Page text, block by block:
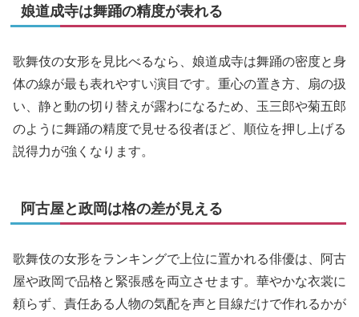
娘道成寺は舞踊の精度が表れる
歌舞伎の女形を見比べるなら、娘道成寺は舞踊の密度と身
体の線が最も表れやすい演目です。重心の置き方、扇の扱
い、静と動の切り替えが露わになるため、玉三郎や菊五郎
のように舞踊の精度で見せる役者ほど、順位を押し上げる
説得力が強くなります。
阿古屋と政岡は格の差が見える
歌舞伎の女形をランキングで上位に置かれる俳優は、阿古
屋や政岡で品格と緊張感を両立させます。華やかな衣裳に
頼らず、責任ある人物の気配を声と目線だけで作れるかが